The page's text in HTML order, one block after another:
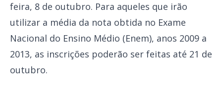
feira, 8 de outubro. Para aqueles que irão
utilizar a média da nota obtida no Exame
Nacional do Ensino Médio (Enem), anos 2009 a
2013, as inscrições poderão ser feitas até 21 de
outubro.